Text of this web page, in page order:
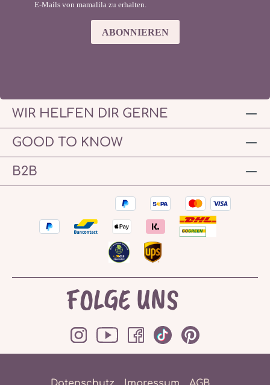
E-Mails von mamalila zu erhalten.
ABONNIEREN
WIR HELFEN DIR GERNE
GOOD TO KNOW
B2B
FOLGE UNS